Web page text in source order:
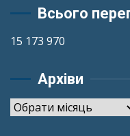
Всього
15 173 970
Архіви
Архіви